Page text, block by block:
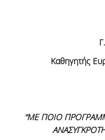
Καθηγητής
“ΜΕ ΠΟΙΟ